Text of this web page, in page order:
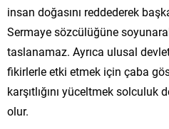
insan doğasını reddederek
Sermaye sözcülüğüne
taslanamaz. Ayrıca ulusal
fikirlerle etki etmek için çaba
karşıtlığını yüceltmek solculuk
olur.